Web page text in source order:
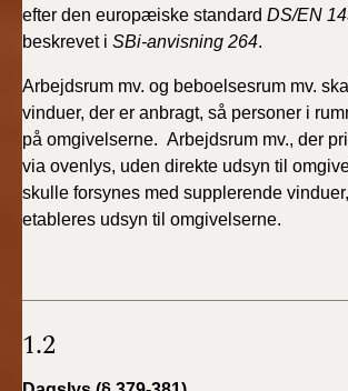
efter den europæiske standard DS/EN
beskrevet i SBi-anvisning 264.
Arbejdsrum mv. og beboelsesrum mv.
vinduer, der er anbragt, så personer i
på omgivelserne. Arbejdsrum mv., der
via ovenlys, uden direkte udsyn til
skulle forsynes med supplerende
etableres udsyn til omgivelserne.
1.2